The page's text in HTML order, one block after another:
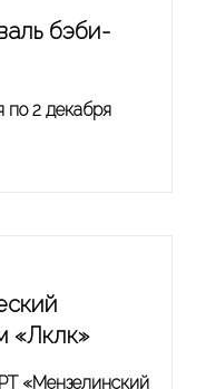
бэби-
по 2 декабря
«Мензелинский